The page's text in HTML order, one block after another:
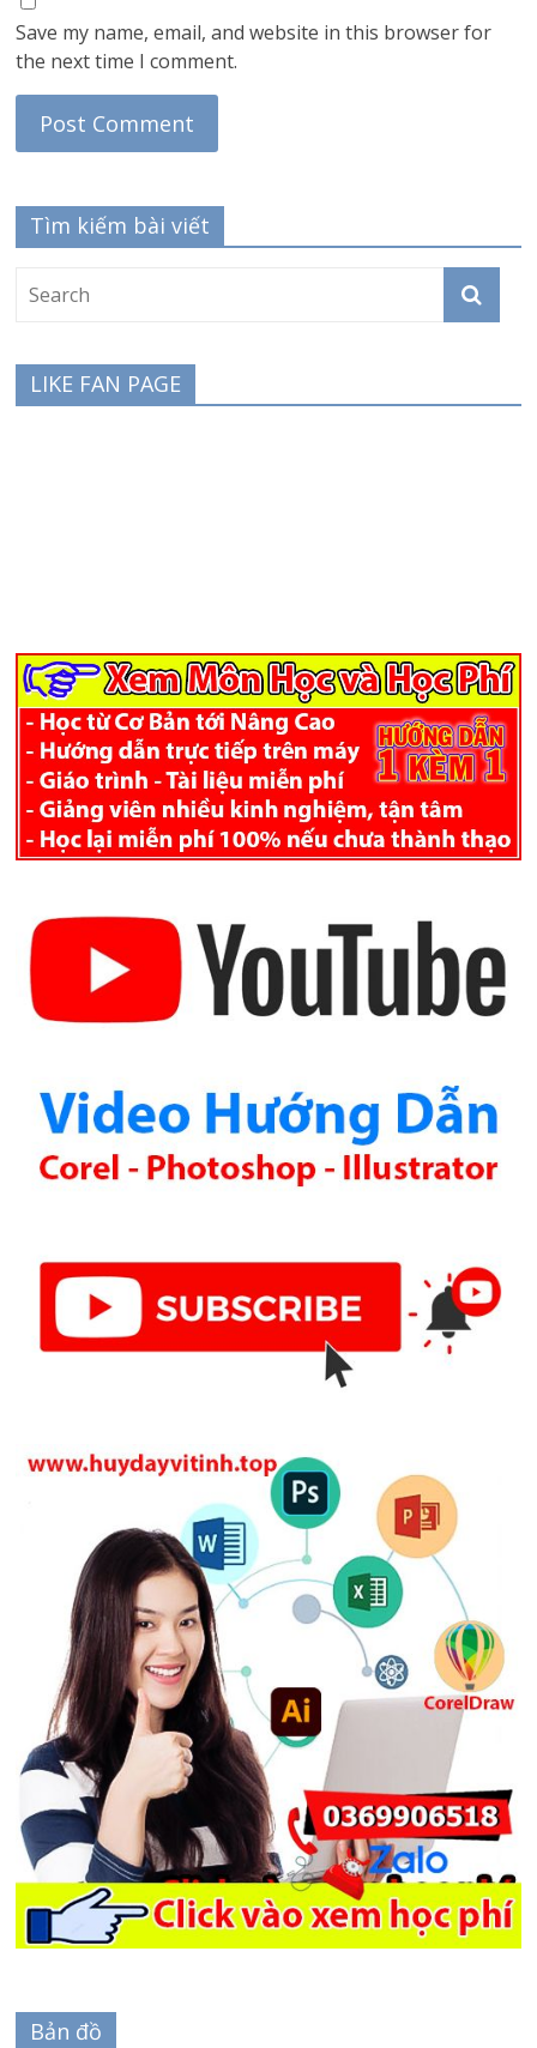
Save my name, email, and website in this browser for
the next time I comment.
Tìm kiếm bài viết
LIKE FAN PAGE
Bản đồ